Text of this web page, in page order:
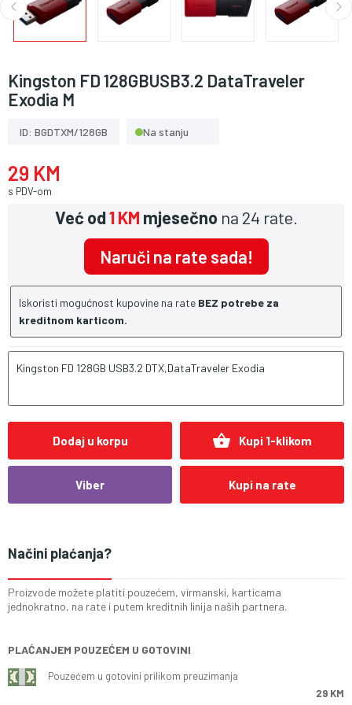
Kingston FD 128GBUSB3.2 DataTraveler
Exodia M
ID: BGDTXM/128GB Na stanju
29 KM
s PDV-om
Već od1 KM mjesečno na 24 rate.
Naruči na rate sada!
Iskoristi mogućnost kupovine na rate BEZ potrebe za
kreditnom karticom.
Kingston FD 128GB USB3.2 DTX,DataTraveler Exodia
Dodaj u korpu shopping_basket Kupi 1-klikom
Viber Kupi na rate
Načini plaćanja?
Proizvode možete platiti pouzećem, virmanski, karticama
jednokratno, na rate i putem kreditnih linija naših partnera.
PLAĆANJEM POUZEĆEM U GOTOVINI
Pouzećem u gotovini prilikom preuzimanja
29 KM